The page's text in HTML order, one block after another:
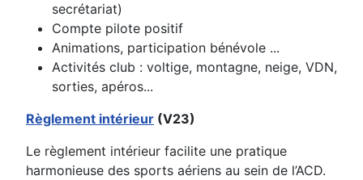
secrétariat)
Compte pilote positif
Animations, participation bénévole ...
Activités club : voltige, montagne, neige, VDN,
sorties, apéros...
Règlement intérieur (V23)
Le règlement intérieur facilite une pratique
harmonieuse des sports aériens au sein de l’ACD.